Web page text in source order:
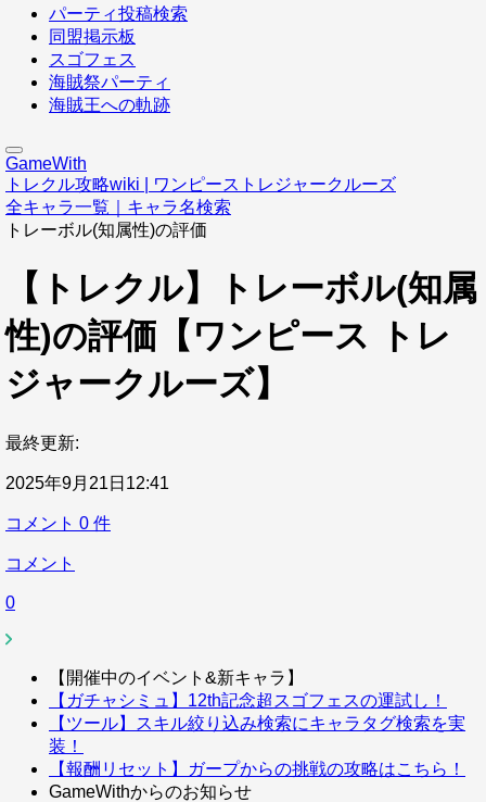
パーティ投稿検索
同盟掲示板
スゴフェス
海賊祭パーティ
海賊王への軌跡
GameWith
トレクル攻略wiki | ワンピーストレジャークルーズ
全キャラ一覧｜キャラ名検索
トレーボル(知属性)の評価
【トレクル】トレーボル(知属
性)の評価【ワンピース トレ
ジャークルーズ】
最終更新:
2025年9月21日12:41
コメント 0 件
コメント
0
【開催中のイベント&新キャラ】
【ガチャシミュ】12th記念超スゴフェスの運試し！
【ツール】スキル絞り込み検索にキャラタグ検索を実
装！
【報酬リセット】ガープからの挑戦の攻略はこちら！
GameWithからのお知らせ